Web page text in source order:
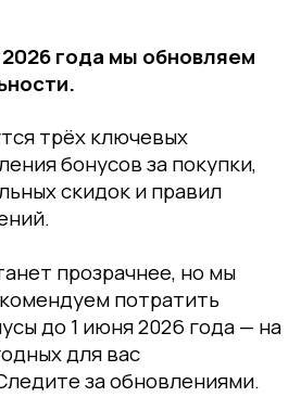
года мы обновляем
трёх ключевых
бонусов за покупки,
скидок и правил
прозрачнее, но мы
потратить
до 1 июня 2026 года — на
для вас
за обновлениями.